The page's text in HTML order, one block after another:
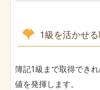
1級を活かせ
簿記1級まで取得でき
値を発揮します。